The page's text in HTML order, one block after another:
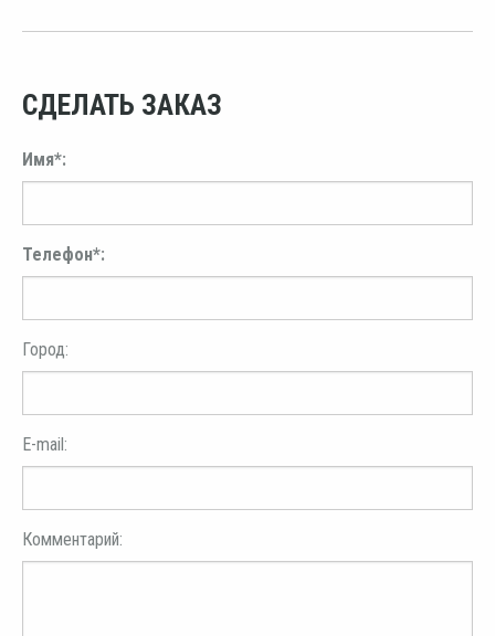
СДЕЛАТЬ ЗАКАЗ
Имя*:
Телефон*:
Город:
E-mail:
Комментарий: